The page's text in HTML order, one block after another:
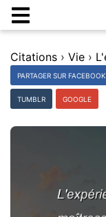
Citations › Vie ›
PARTAGER SUR FACEBOOK
TUMBLR GOOGLE